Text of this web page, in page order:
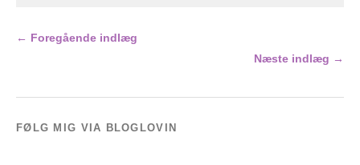
← Foregående indlæg
Næste indlæg →
FØLG MIG VIA BLOGLOVIN